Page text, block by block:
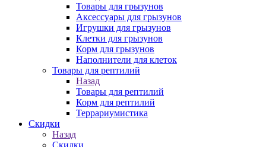
Товары для грызунов
Аксессуары для грызунов
Игрушки для грызунов
Клетки для грызунов
Корм для грызунов
Наполнители для клеток
Товары для рептилий
Назад
Товары для рептилий
Корм для рептилий
Террариумистика
Скидки
Назад
Скидки